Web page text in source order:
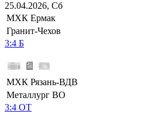
25.04.2026, Сб
МХК Ермак
Гранит-Чехов
3:4 Б
МХК Рязань-ВДВ
Металлург ВО
3:4 ОТ